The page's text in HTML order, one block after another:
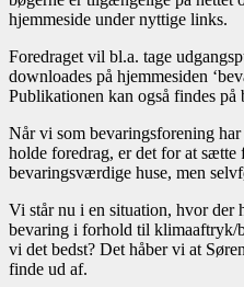
hjemmeside under nyttige links.
Foredraget vil bl.a. tage
downloades på hjemmesiden
Publikationen kan også findes på
Når vi som bevaringsforening
holde foredrag, er det for at
bevaringsværdige huse, men
Vi står nu i en situation, hvor der
bevaring i forhold til klimaaftryk/
vi det bedst? Det håber vi at
finde ud af.